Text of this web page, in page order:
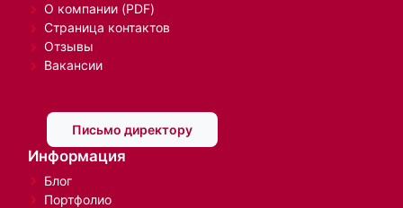
О компании (PDF)
Страница контактов
Отзывы
Вакансии
Письмо директору
Информация
Блог
Портфолио